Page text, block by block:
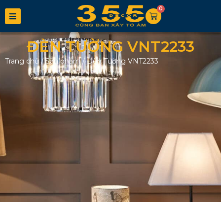
0
ĐÈN TƯỜNG VNT2233
Trang chủ/Sản phẩm/Đèn Tường VNT2233